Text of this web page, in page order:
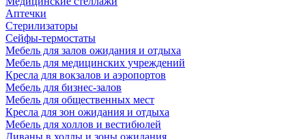
Аптечки
Стерилизаторы
Сейфы-термостаты
Мебель для залов ожидания и отдыха
Мебель для медицинских учреждений
Кресла для вокзалов и аэропортов
Мебель для бизнес-залов
Мебель для общественных мест
Кресла для зон ожидания и отдыха
Мебель для холлов и вестибюлей
Диваны в холлы и зоны ожидания